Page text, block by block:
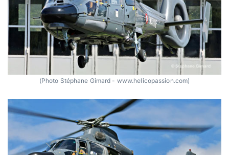
(Photo Stéphane Gimard - www.helicopassion.com)